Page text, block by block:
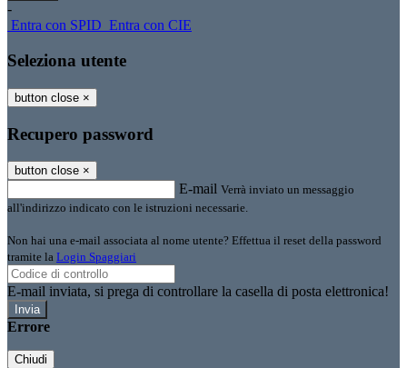
-
Entra con SPID Entra con CIE
Seleziona utente
button close ×
Recupero password
button close ×
E-mail Verrà inviato un messaggio
all'indirizzo indicato con le istruzioni necessarie.
Non hai una e-mail associata al nome utente? Effettua il reset della password
tramite la Login Spaggiari
E-mail inviata, si prega di controllare la casella di posta elettronica!
Errore
Chiudi